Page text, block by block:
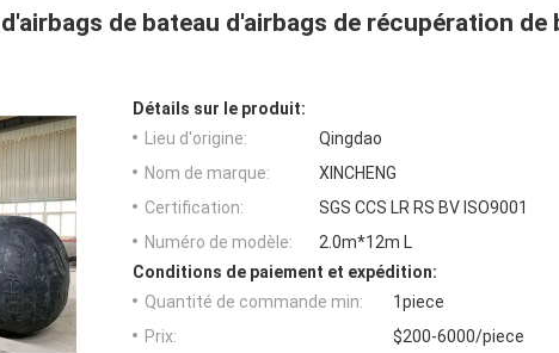
de bateau d'airbags de récupération de
Détails sur le produit:
Lieu d'origine:
Qingdao
Nom de marque:
XINCHENG
Certification:
SGS CCS LR RS BV ISO9001
Numéro de modèle:
2.0m*12m L
Conditions de paiement et expédition:
Quantité de commande min:
1piece
Prix:
$200-6000/piece